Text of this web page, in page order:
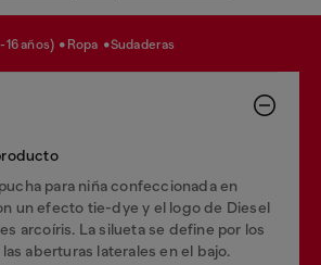
16 años) ropa sudaderas
para niña confeccionada en
un efecto tie-dye y el logo de Diesel
arcoíris. La silueta se define por los
aberturas laterales en el bajo.